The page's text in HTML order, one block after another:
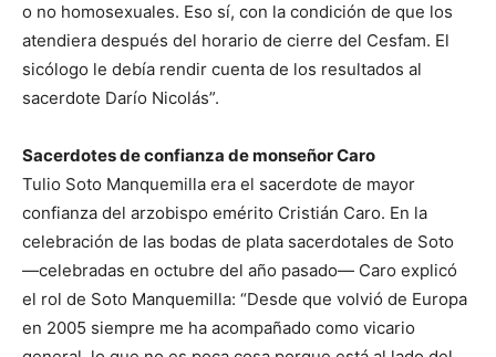
o no homosexuales. Eso sí, con la condición de que los
atendiera después del horario de cierre del Cesfam. El
sicólogo le debía rendir cuenta de los resultados al
sacerdote Darío Nicolás”.
Sacerdotes de confianza de monseñor Caro
Tulio Soto Manquemilla era el sacerdote de mayor
confianza del arzobispo emérito Cristián Caro. En la
celebración de las bodas de plata sacerdotales de Soto
—celebradas en octubre del año pasado— Caro explicó
el rol de Soto Manquemilla: “Desde que volvió de Europa
en 2005 siempre me ha acompañado como vicario